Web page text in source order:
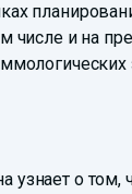
числе и на
узнает о том,